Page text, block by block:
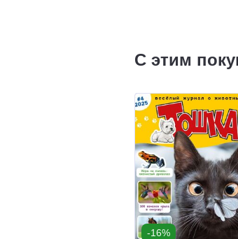
С этим
-16%